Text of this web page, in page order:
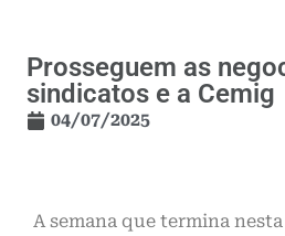
Prosseguem as
sindicatos e a Cemig
04/07/2025
A semana que termina